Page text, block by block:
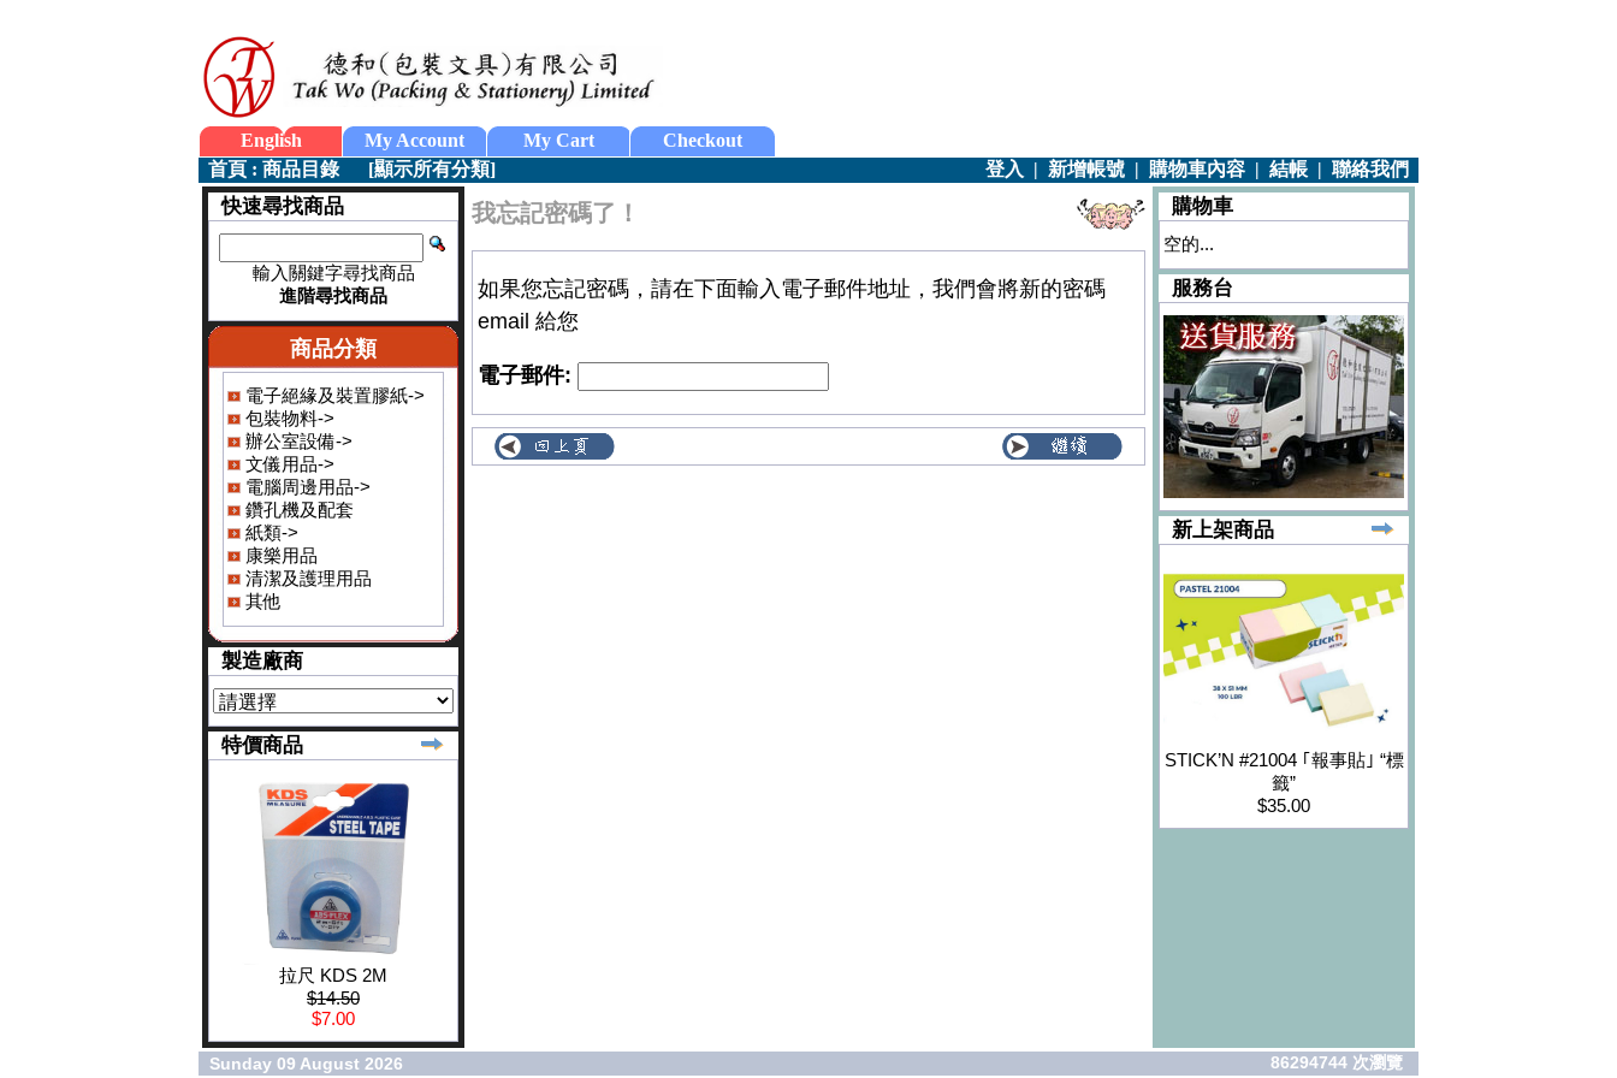
English My Account My Cart
Checkout
首頁 : 商品目錄[顯示所有分類] 登入 | 新增帳號 | 購物車內容 | 結帳 | 聯絡我們
快速尋找商品
輸入關鍵字尋找商品
進階尋找商品
商品分類
電子絕緣及裝置膠紙->
包裝物料->
辦公室設備->
文儀用品->
電腦周邊用品->
鑽孔機及配套
紙類->
康樂用品
清潔及護理用品
其他
製造廠商
特價商品
拉尺 KDS 2M
$14.50
$7.00
我忘記密碼了！
如果您忘記密碼，請在下面輸入電子郵件地址，我們會將新的密碼
email 給您
電子郵件:
購物車
空的...
服務台
新上架商品
STICK’N #21004 ｢報事貼｣ “標
籤”
$35.00
Sunday 09 August 2026 86294744 次瀏覽